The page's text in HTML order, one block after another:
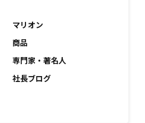
マリオン
商品
専門家・著名人
社長ブログ